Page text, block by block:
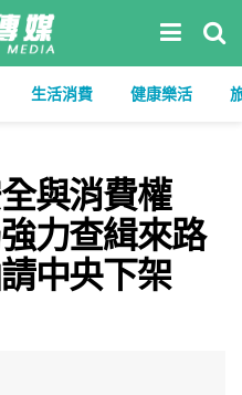
生活消費 健康樂活
與消費權
力查緝來路
中央下架